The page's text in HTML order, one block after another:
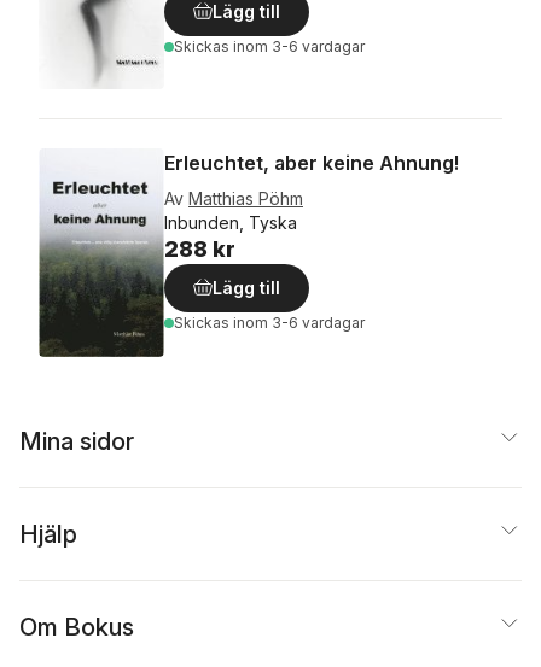
Lägg till
Skickas inom 3-6 vardagar
Erleuchtet, aber keine Ahnung!
Av Matthias Pöhm
Inbunden, Tyska
288 kr
Lägg till
Skickas inom 3-6 vardagar
Mina sidor
Hjälp
Om Bokus